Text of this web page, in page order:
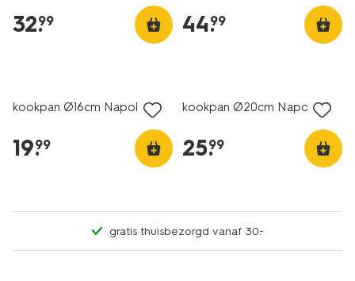
32.
99 44.
99
kookpan Ø16cm Napoli
19.
99
kookpan Ø20cm Napoli
25.
99
gratis thuisbezorgd vanaf 30.-